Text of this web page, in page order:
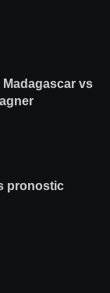
vs
pronostic